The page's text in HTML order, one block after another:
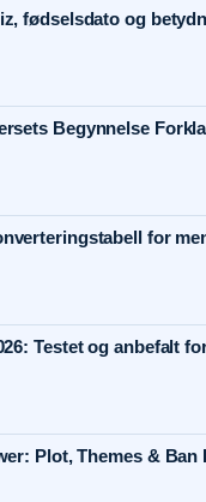
fødselsdato og
Begynnelse
for
Testet og anbefalt
Plot, Themes & Ban